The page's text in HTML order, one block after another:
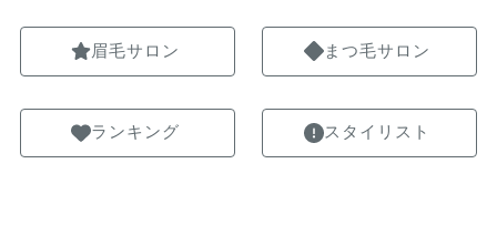
眉毛サロン
ランキング
まつ毛サロン
スタイリスト